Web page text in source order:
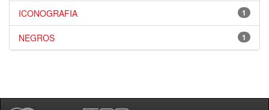
1
ICONOGRAFIA
1
NEGROS